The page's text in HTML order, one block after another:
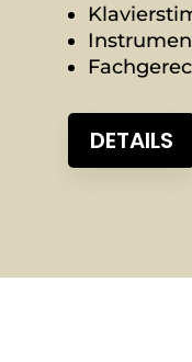
DETAILS